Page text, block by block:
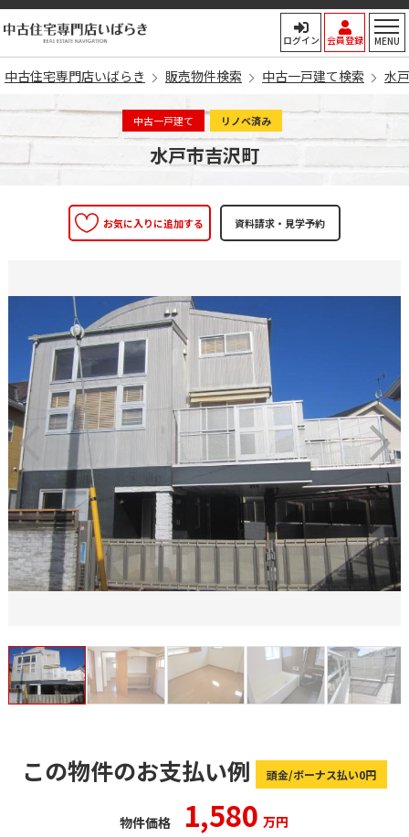
中古住宅専門店いばらき
ログイン 会員登録 MENU
中古住宅専門店いばらき 販売物件検索 中古一戸建て検索 水
中古一戸建て リノベ済み
水戸市吉沢町
お気に入りに追加する
この物件のお支払い例 頭金/ボーナス払い0円
物件価格 1,580 万円